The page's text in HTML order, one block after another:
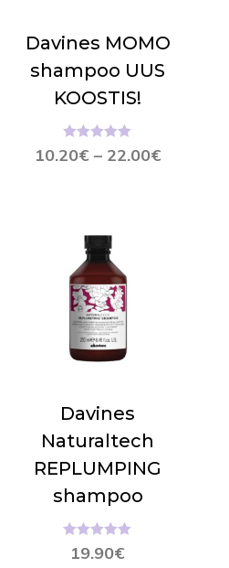
Davines MOMO
shampoo UUS
KOOSTIS!
10.20€ – 22.00€
Hinnanguga
5.00
/ 5
Davines
Naturaltech
REPLUMPING
shampoo
19.90€
Hinnanguga
5.00/ 5